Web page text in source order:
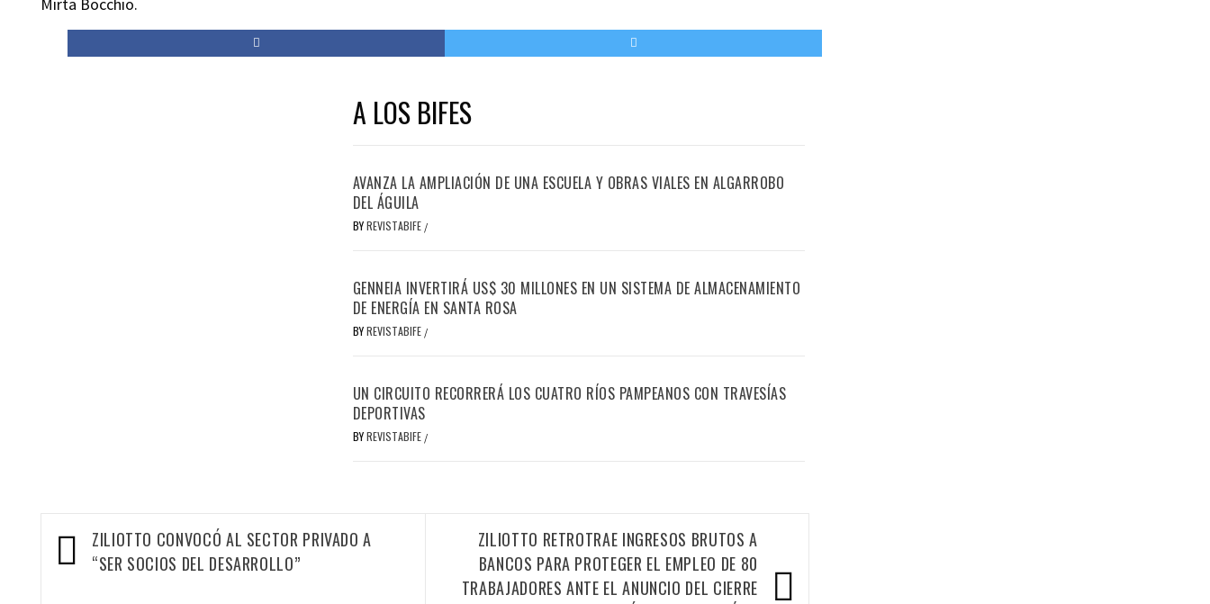
A LOS BIFES
AVANZA LA AMPLIACIÓN DE UNA ESCUELA Y OBRAS VIALES EN ALGARROBO
DEL ÁGUILA
BY REVISTABIFE /
GENNEIA INVERTIRÁ US$ 30 MILLONES EN UN SISTEMA DE ALMACENAMIENTO
DE ENERGÍA EN SANTA ROSA
BY REVISTABIFE /
UN CIRCUITO RECORRERÁ LOS CUATRO RÍOS PAMPEANOS CON TRAVESÍAS
DEPORTIVAS
BY REVISTABIFE /
Navegación
de
ZILIOTTO CONVOCÓ AL SECTOR PRIVADO A
“SER SOCIOS DEL DESARROLLO”
ZILIOTTO RETROTRAE INGRESOS BRUTOS A
BANCOS PARA PROTEGER EL EMPLEO DE 80
TRABAJADORES ANTE EL ANUNCIO DEL CIERRE